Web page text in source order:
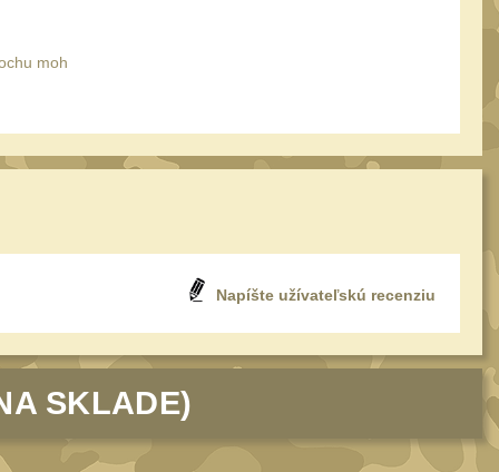
moh
Napíšte užívateľskú recenziu
SKLADE)